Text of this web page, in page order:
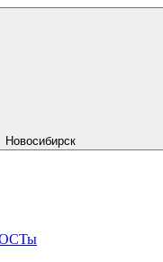
Новосибирск